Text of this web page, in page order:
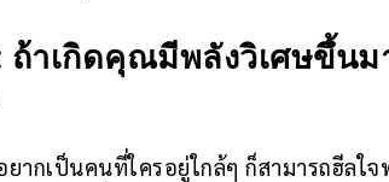
ถ้าเกิดคุณมีพลังวิเศษขึ้น
ยากเป็นคนที่ใครอยู่ใกล้ๆ ก็สามารถฮีลใ